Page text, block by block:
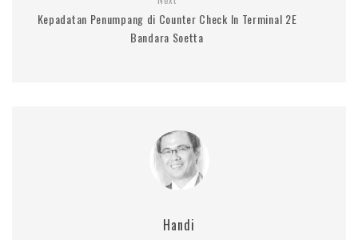
Kepadatan Penumpang di Counter Check In Terminal 2E
Bandara Soetta
Handi